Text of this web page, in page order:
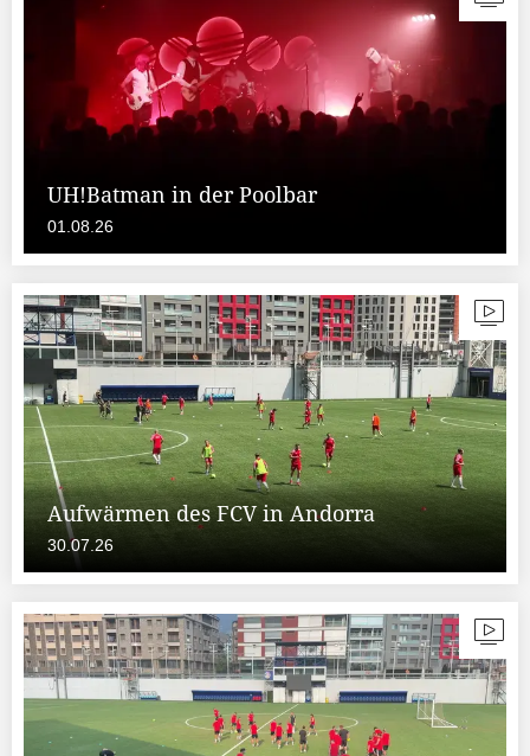
UH!Batman in der Poolbar
01.08.26
Aufwärmen des FCV in Andorra
30.07.26